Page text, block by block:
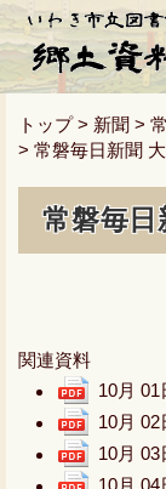
トップ> 新聞 >
> 常磐毎日新聞
常磐毎日
関連資料
10月 01
10月 02
10月 03